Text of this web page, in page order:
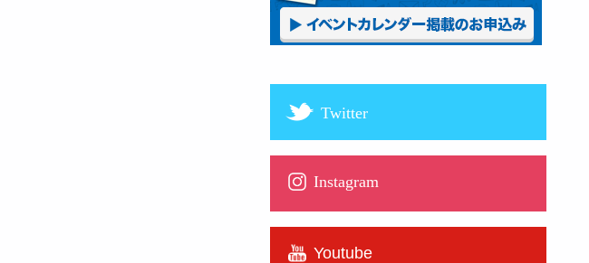
Twitter
Instagram
Youtube